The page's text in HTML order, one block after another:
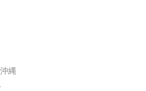
沖縄